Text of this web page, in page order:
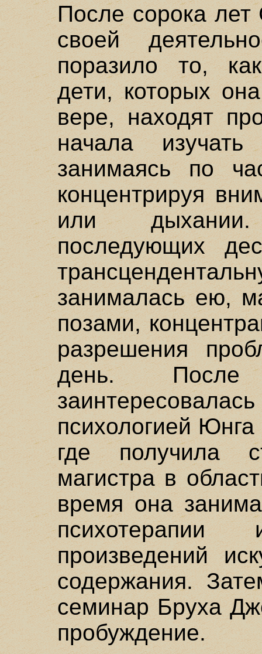
После сорока лет
своей
поразило то,
дети, которых
вере, находят
начала
занимаясь по
концентрируя
или
последующих
занималась ею,
позами,
разрешения
день. После
психологией
где получила
магистра в
время она
произведений
содержания.
семинар Бруха
пробуждение.